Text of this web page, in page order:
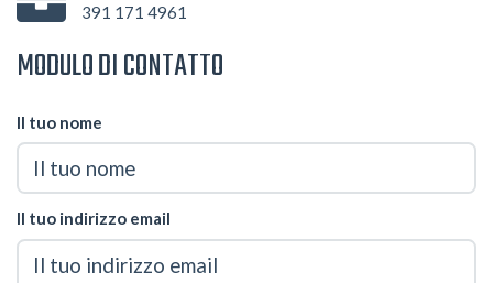
391 171 4961
MODULO DI CONTATTO
Il tuo nome
Il tuo indirizzo email